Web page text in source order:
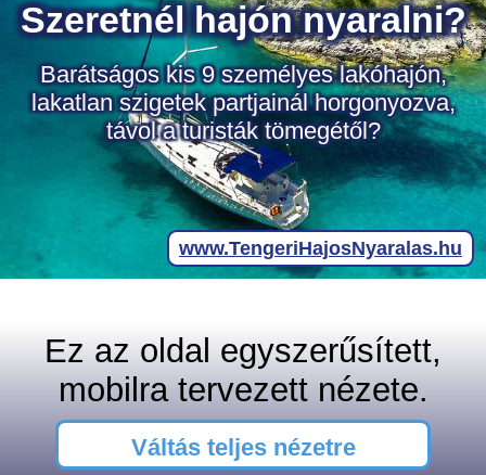
Ez az oldal egyszerűsített,
mobilra tervezett nézete.
Váltás teljes nézetre